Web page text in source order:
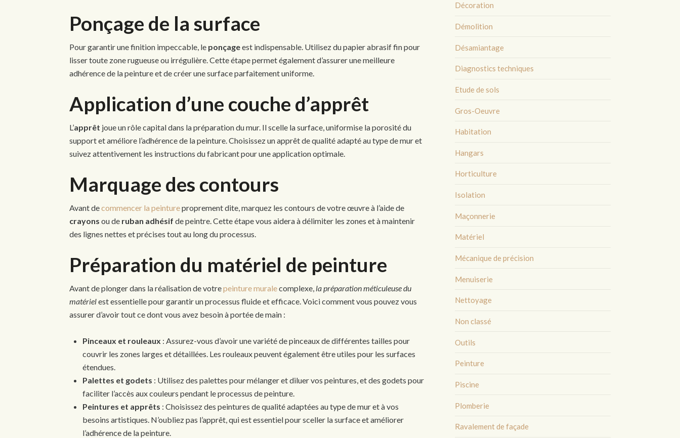
Ponçage de la surface
Pour garantir une finition impeccable, le ponçageest indispensable. Utilisez du papier abrasif fin pour
lisser toute zone rugueuse ou irrégulière. Cette étape permet également d’assurer une meilleure
adhérence de la peinture et de créer une surface parfaitement uniforme.
Application d’une couche d’apprêt
L’apprêt joue un rôle capital dans la préparation du mur. Il scelle la surface, uniformise la porosité du
support et améliore l’adhérence de la peinture. Choisissez un apprêt de qualité adapté au type de mur et
suivez attentivement les instructions du fabricant pour une application optimale.
Marquage des contours
Avant decommencer la peintureproprement dite, marquez les contours de votre œuvre à l’aide de
crayons ou de ruban adhésif de peintre. Cette étape vous aidera à délimiter les zones et à maintenir
des lignes nettes et précises tout au long du processus.
Préparation du matériel de peinture
Avant de plonger dans la réalisation de votrepeinture muralecomplexe, la préparation méticuleuse du
matérielest essentielle pour garantir un processus fluide et efficace. Voici comment vous pouvez vous
assurer d’avoir tout ce dont vous avez besoin à portée de main :
Pinceaux et rouleaux : Assurez-vous d’avoir une variété de pinceaux de différentes tailles pour
couvrir les zones larges et détaillées. Les rouleaux peuvent également être utiles pour les surfaces
étendues.
Palettes et godets : Utilisez des palettes pour mélanger et diluer vos peintures, et des godets pour
faciliter l’accès aux couleurs pendant le processus de peinture.
Peintures et apprêts : Choisissez des peintures de qualité adaptées au type de mur et à vos
besoins artistiques. N’oubliez pas l’apprêt, qui est essentiel pour sceller la surface et améliorer
l’adhérence de la peinture.
Décoration
Démolition
Désamiantage
Diagnostics techniques
Etude de sols
Gros-Oeuvre
Habitation
Hangars
Horticulture
Isolation
Maçonnerie
Matériel
Mécanique de précision
Menuiserie
Nettoyage
Non classé
Outils
Peinture
Piscine
Plomberie
Ravalement de façade